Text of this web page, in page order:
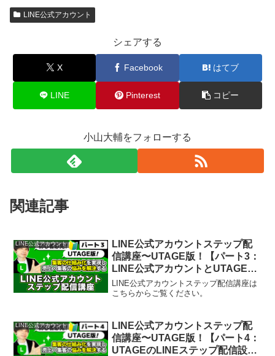
LINE公式アカウント
シェアする
X Facebook はてブ
LINE Pinterest コピー
小山大輔をフォローする
関連記事
LINE公式アカウント
LINE公式アカウントステップ配
信講座〜UTAGE版！【パート3：
LINE公式アカウントとUTAGE連
携】
LINE公式アカウントステップ配信講座は
こちらからご覧ください。
LINE公式アカウント
LINE公式アカウントステップ配
信講座〜UTAGE版！【パート4：
UTAGEのLINEステップ配信設